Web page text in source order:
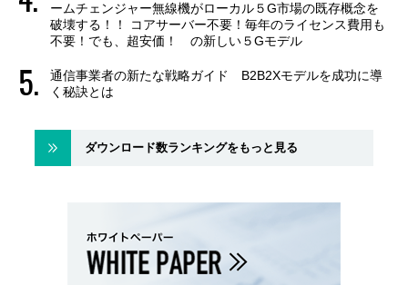
ームチェンジャー無線機がローカル５G市場の既存概念を
破壊する！！ コアサーバー不要！毎年のライセンス費用も
不要！でも、超安価！ の新しい５Gモデル
通信事業者の新たな戦略ガイド B2B2Xモデルを成功に導
く秘訣とは
ダウンロード数ランキングをもっと見る